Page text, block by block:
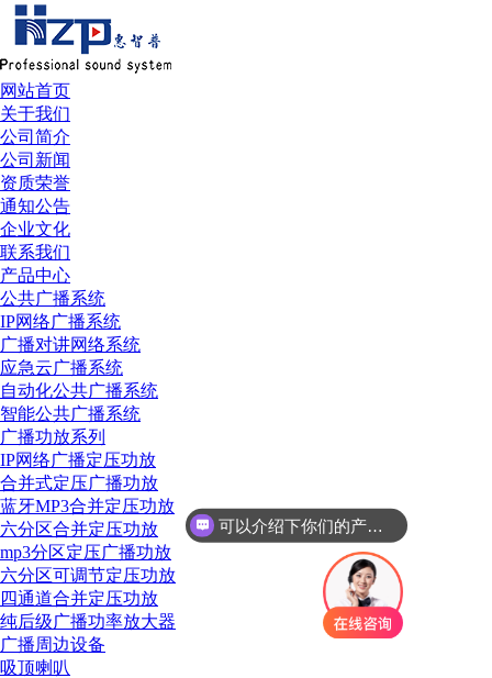
网站首页
关于我们
公司简介
公司新闻
资质荣誉
通知公告
企业文化
联系我们
产品中心
公共广播系统
IP网络广播系统
广播对讲网络系统
应急云广播系统
自动化公共广播系统
智能公共广播系统
广播功放系列
IP网络广播定压功放
合并式定压广播功放
蓝牙MP3合并定压功放
六分区合并定压功放
mp3分区定压广播功放
六分区可调节定压功放
四通道合并定压功放
纯后级广播功率放大器
广播周边设备
吸顶喇叭